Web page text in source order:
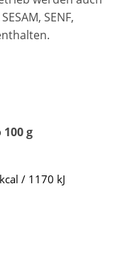
SENF,
g
/ 1170 kJ